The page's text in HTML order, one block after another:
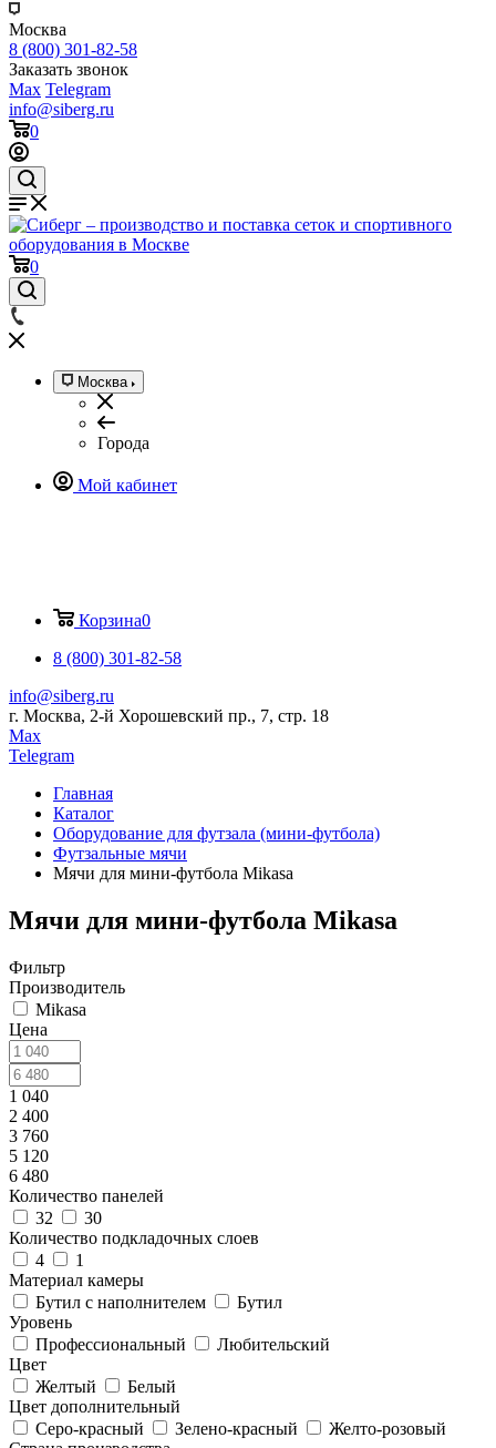
Москва
8 (800) 301-82-58
Заказать звонок
Max Telegram
info@siberg.ru
0
0
Москва
Города
Мой кабинет
Корзина0
8 (800) 301-82-58
info@siberg.ru
г. Москва, 2-й Хорошевский пр., 7, стр. 18
Max
Telegram
Главная
Каталог
Оборудование для футзала (мини-футбола)
Футзальные мячи
Мячи для мини-футбола Mikasa
Мячи для мини-футбола Mikasa
Фильтр
Производитель
Mikasa
Цена
1 040
2 400
3 760
5 120
6 480
Количество панелей
32
30
Количество подкладочных слоев
4
1
Материал камеры
Бутил с наполнителем
Бутил
Уровень
Профессиональный
Любительский
Цвет
Желтый
Белый
Цвет дополнительный
Серо-красный
Зелено-красный
Желто-розовый